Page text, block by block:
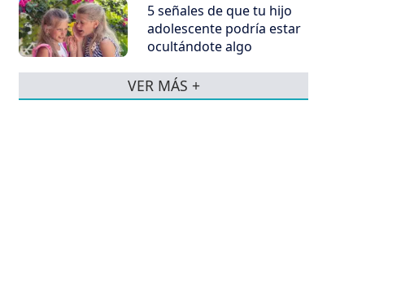
5 señales de que tu hijo
adolescente podría estar
ocultándote algo
VER MÁS +